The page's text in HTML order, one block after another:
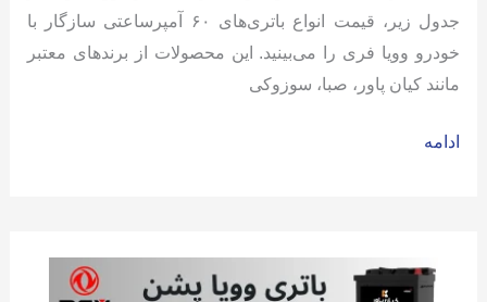
جدول زیر، قیمت انواع باتری‌های ۶۰ آمپرساعتی سازگار با
خودرو وویا فری را می‌بینید. این محصولات از برندهای معتبر
مانند کیان پاور، صبا، سوزوکی
باتری
ادامه